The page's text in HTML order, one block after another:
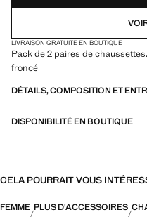
LIVRAISON GRATUITE EN BOUTIQUE
Pack de 2 paires de
froncé
DÉTAILS, COMPOSITION ET
DISPONIBILITÉ EN BOUTIQUE
CELA POURRAIT VOUS
FEMME PLUS D'ACCESSOIRES